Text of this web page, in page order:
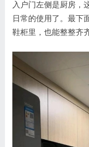
入户门左侧是厨房，
日常的使用了。最下
鞋柜里，也能整整齐